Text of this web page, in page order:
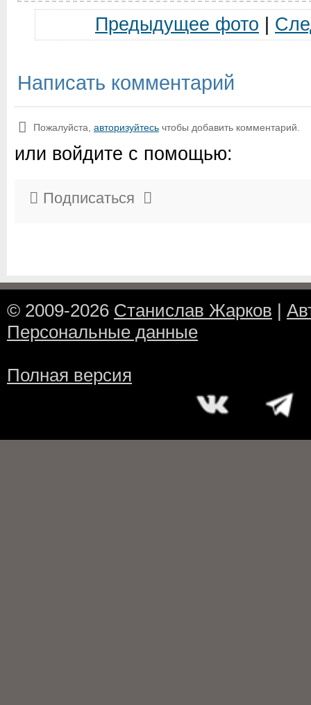
Предыдущее фото
Написать комментарий
Пожалуйста, авторизуйтесь чтобы добавить комментарий.
или войдите с помощью:
Подписаться
© 2009-2026 Станислав Жарков |
Персональные данные
Полная версия